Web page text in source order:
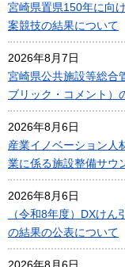
宮崎県置県150年に向
案競技の結果について
2026年8月7日
宮崎県公共施設等総合
ブリック・コメント）
2026年8月6日
産業イノベーション人
業に係る施設整備サウ
2026年8月6日
（令和8年度）DXけ
の結果の公表について